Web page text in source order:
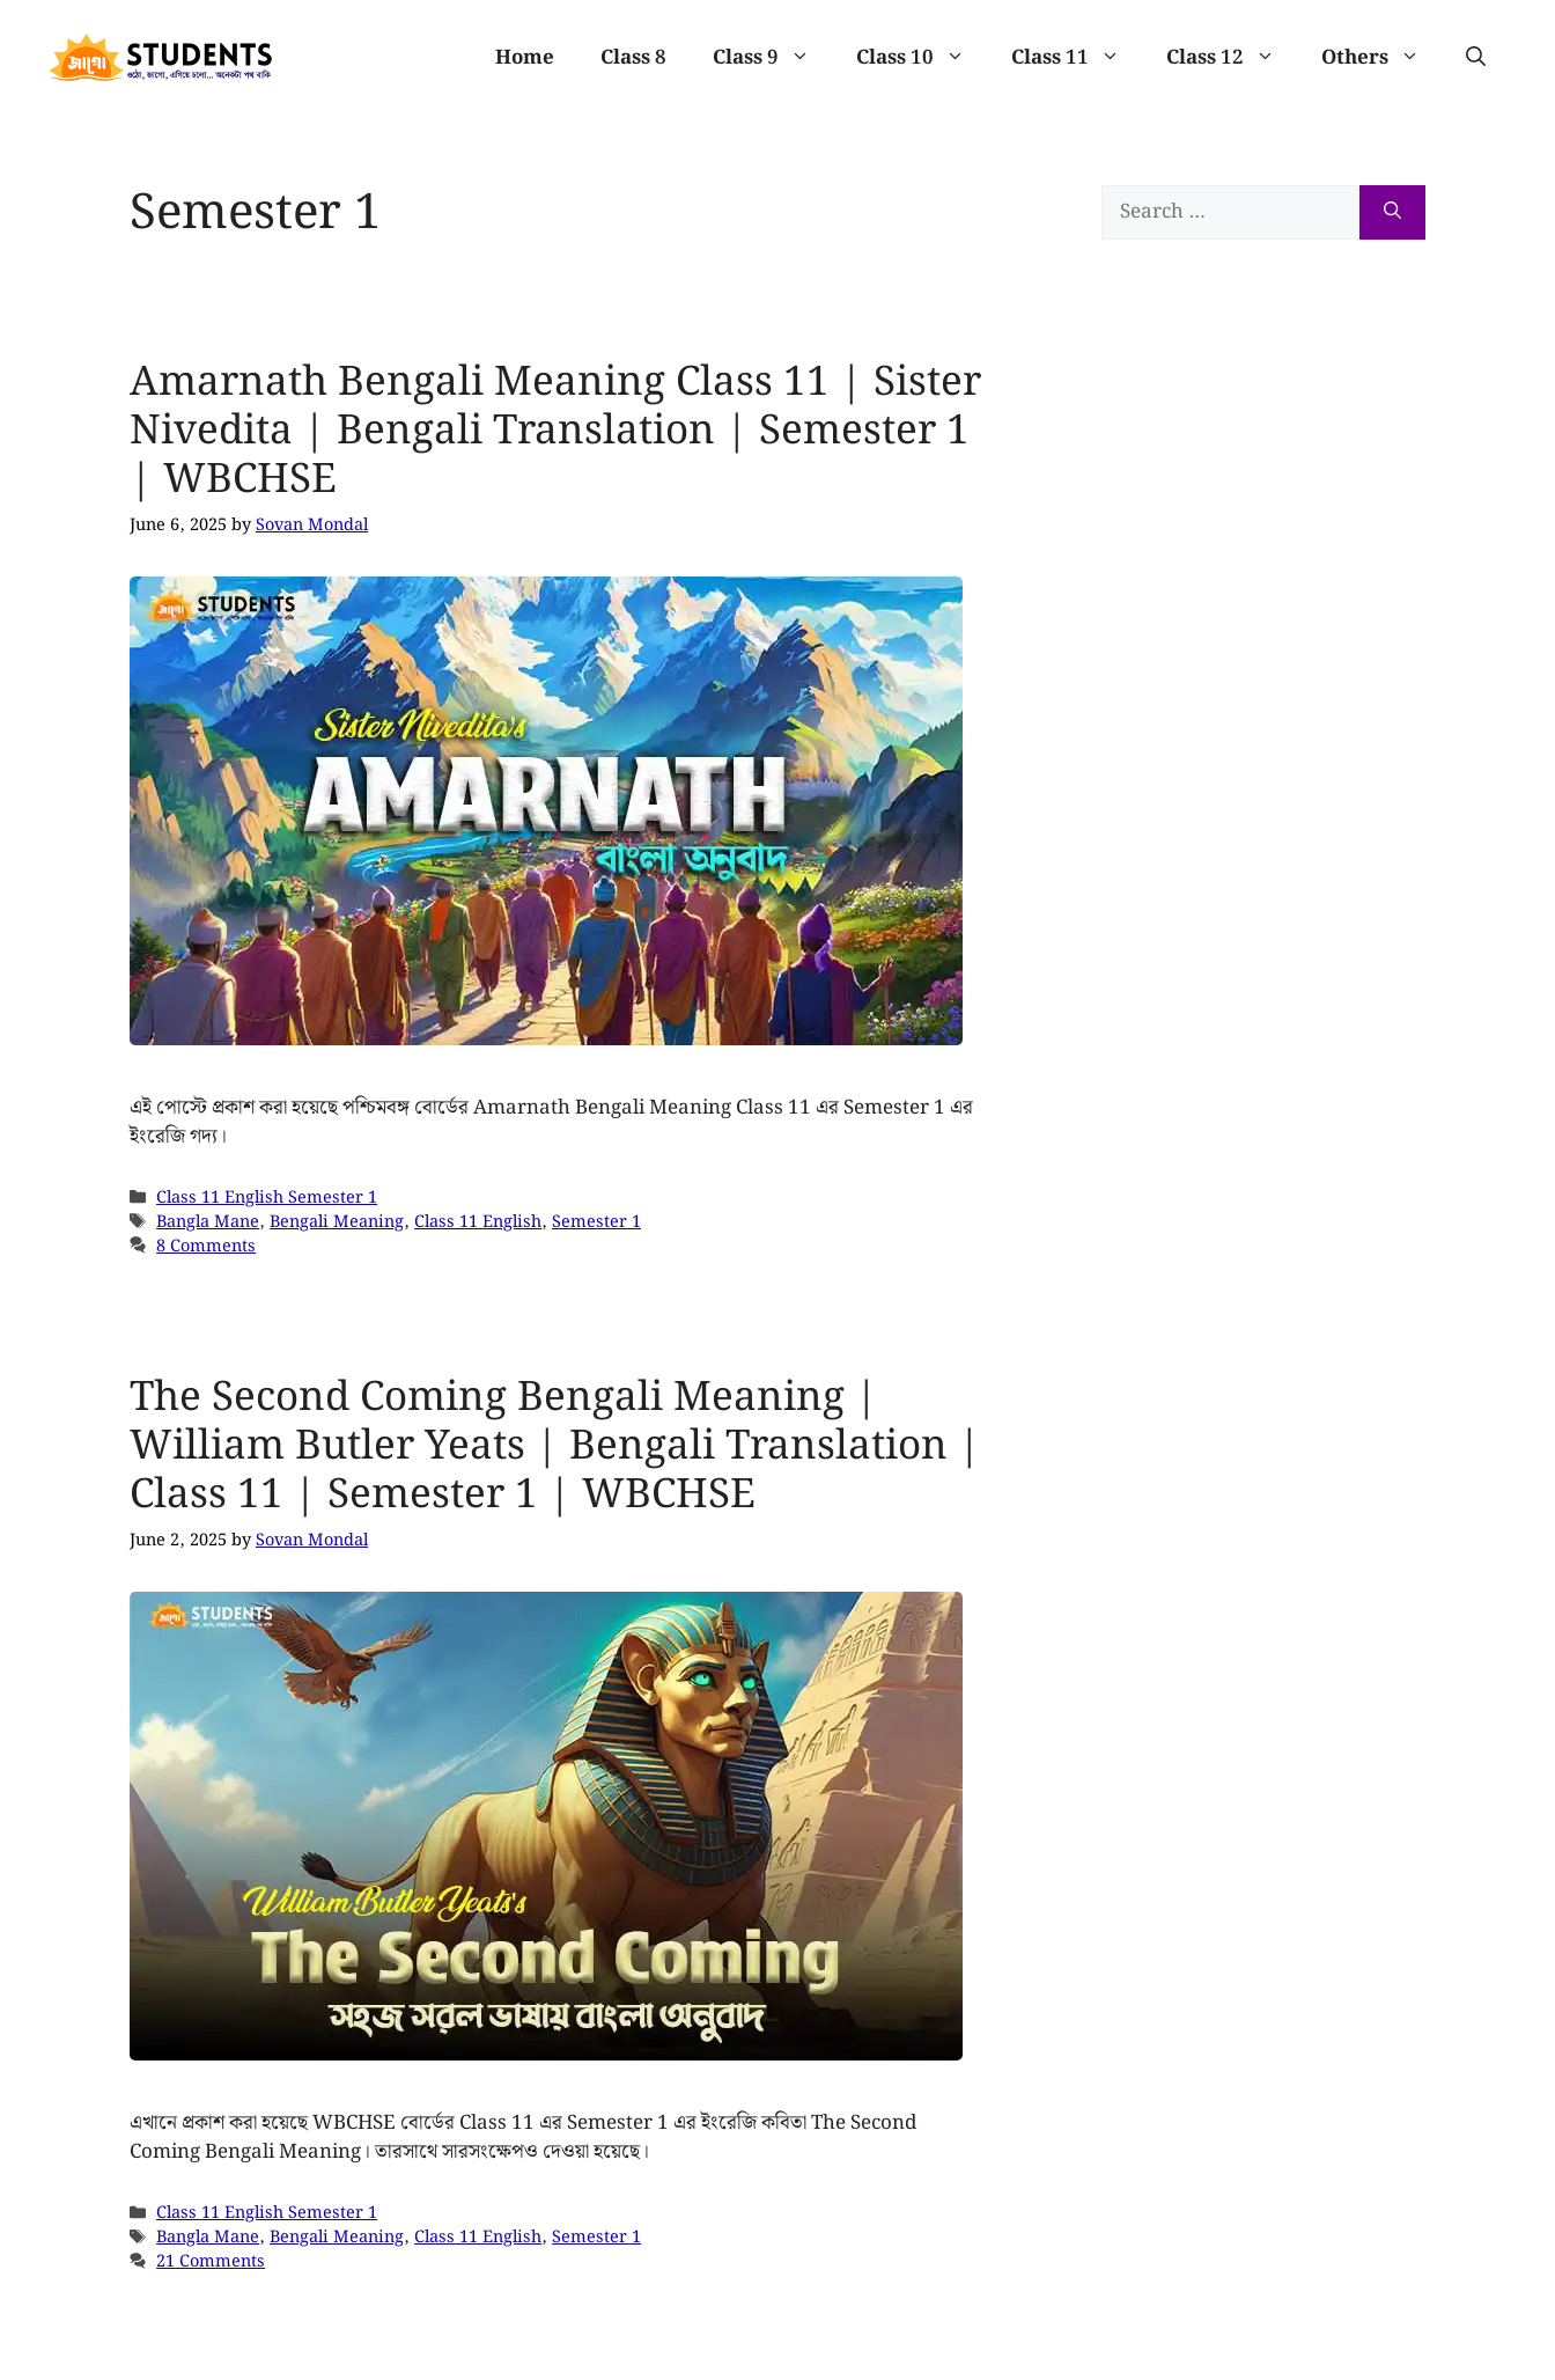
Home Class 8 Class 9 Class 10 Class 11 Class 12 Others
Semester 1
Amarnath Bengali Meaning Class 11 | Sister
Nivedita | Bengali Translation | Semester 1
| WBCHSE
June 6, 2025 bySovan Mondal
এই পোস্টে প্রকাশ করা হয়েছে পশ্চিমবঙ্গ বোর্ডের Amarnath Bengali Meaning Class 11 এর Semester 1 এর
ইংরেজি গদ্য।
Class 11 English Semester 1
Bangla Mane,Bengali Meaning,Class 11 English,Semester 1
8 Comments
The Second Coming Bengali Meaning |
William Butler Yeats | Bengali Translation |
Class 11 | Semester 1 | WBCHSE
June 2, 2025 bySovan Mondal
এখানে প্রকাশ করা হয়েছে WBCHSE বোর্ডের Class 11 এর Semester 1 এর ইংরেজি কবিতা The Second
Coming Bengali Meaning। তারসাথে সারসংক্ষেপও দেওয়া হয়েছে।
Class 11 English Semester 1
Bangla Mane,Bengali Meaning,Class 11 English,Semester 1
21 Comments